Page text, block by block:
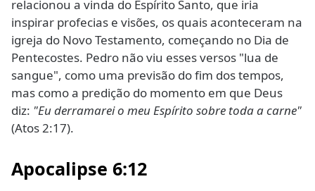
relacionou a vinda do Espírito Santo, que iria
inspirar profecias e visões, os quais aconteceram na
igreja do Novo Testamento, começando no Dia de
Pentecostes. Pedro não viu esses versos "lua de
sangue", como uma previsão do fim dos tempos,
mas como a predição do momento em que Deus
diz: "Eu derramarei o meu Espírito sobre toda a carne"
(Atos 2:17).
Apocalipse 6:12